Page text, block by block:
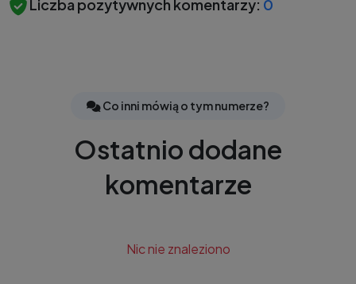
Liczba pozytywnych komentarzy: 0
Co inni mówią o tym numerze?
Ostatnio dodane
komentarze
Nic nie znaleziono